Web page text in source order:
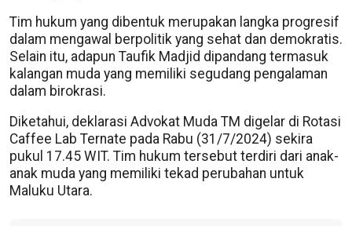
Tim hukum yang dibentuk merupakan langka progresif
dalam mengawal berpolitik yang sehat dan demokratis.
Selain itu, adapun Taufik Madjid dipandang termasuk
kalangan muda yang memiliki segudang pengalaman
dalam birokrasi.
Diketahui, deklarasi Advokat Muda TM digelar di Rotasi
Caffee Lab Ternate pada Rabu (31/7/2024) sekira
pukul 17.45 WIT. Tim hukum tersebut terdiri dari anak-
anak muda yang memiliki tekad perubahan untuk
Maluku Utara.